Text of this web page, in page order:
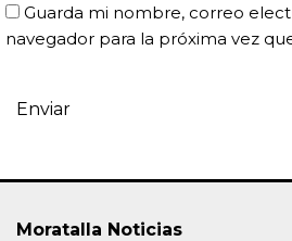
Guarda mi nombre, correo
navegador para la próxima vez
Moratalla Noticias